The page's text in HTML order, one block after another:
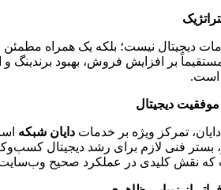
دیجیتال نیست؛ بلکه یک همراه
مستقیماً بر افزایش فروش، بهبود
موفقیت دیجیتال
تمرکز ویژه بر خدمات دایان شبکه
بستر فنی لازم برای رشد دیجیتال
نقش کلیدی در عملکرد صحیح